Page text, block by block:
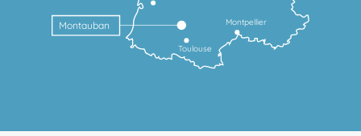
Toulouse
Montpellier
Montauban